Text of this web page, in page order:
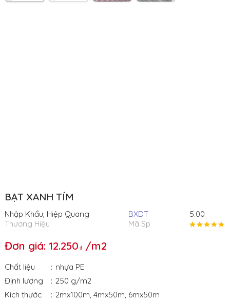
BẠT XANH TÍM
Nhập Khẩu, Hiệp Quang
Thương Hiệu
BXDT
Mã Sp
5.00
Đơn giá: 12.250 /m2
Chất liệu
nhựa PE
Định lượng
250 g/m2
Kích thước
2mx100m, 4mx50m, 6mx50m